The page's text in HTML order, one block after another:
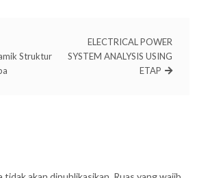
Struktur
ELECTRICAL POWER
SYSTEM ANALYSIS USING
ETAP